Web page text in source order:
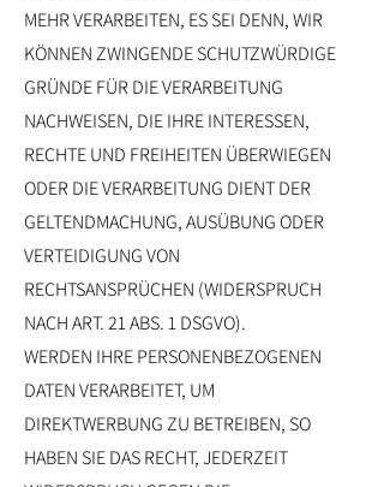
MEHR VERARBEITEN, ES SEI DENN, WIR
KÖNNEN ZWINGENDE SCHUTZWÜRDIGE
GRÜNDE FÜR DIE VERARBEITUNG
NACHWEISEN, DIE IHRE INTERESSEN,
RECHTE UND FREIHEITEN ÜBERWIEGEN
ODER DIE VERARBEITUNG DIENT DER
GELTENDMACHUNG, AUSÜBUNG ODER
VERTEIDIGUNG VON
RECHTSANSPRÜCHEN (WIDERSPRUCH
NACH ART. 21 ABS. 1 DSGVO).
WERDEN IHRE PERSONENBEZOGENEN
DATEN VERARBEITET, UM
DIREKTWERBUNG ZU BETREIBEN, SO
HABEN SIE DAS RECHT, JEDERZEIT